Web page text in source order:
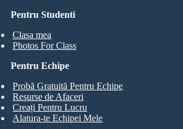
Pentru Studenti
Clasa mea
Photos For Class
Pentru Echipe
Probă Gratuită Pentru Echipe
Resurse de Afaceri
Creați Pentru Lucru
Alatura-te Echipei Mele